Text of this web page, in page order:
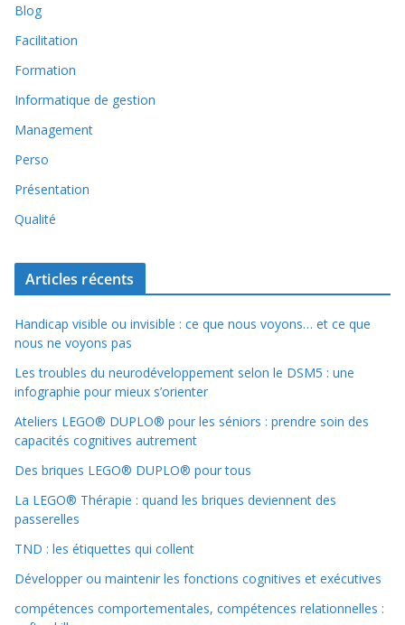
Blog
Facilitation
Formation
Informatique de gestion
Management
Perso
Présentation
Qualité
Articles récents
Handicap visible ou invisible : ce que nous voyons… et ce que
nous ne voyons pas
Les troubles du neurodéveloppement selon le DSM5 : une
infographie pour mieux s’orienter
Ateliers LEGO® DUPLO® pour les séniors : prendre soin des
capacités cognitives autrement
Des briques LEGO® DUPLO® pour tous
La LEGO® Thérapie : quand les briques deviennent des
passerelles
TND : les étiquettes qui collent
Développer ou maintenir les fonctions cognitives et exécutives
compétences comportementales, compétences relationnelles :